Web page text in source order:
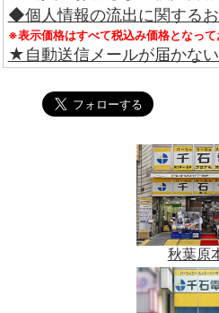
◆個人情報の流出に関するお
※表示価格はすべて税込み価格となって
★自動送信メールが届かな
秋葉原